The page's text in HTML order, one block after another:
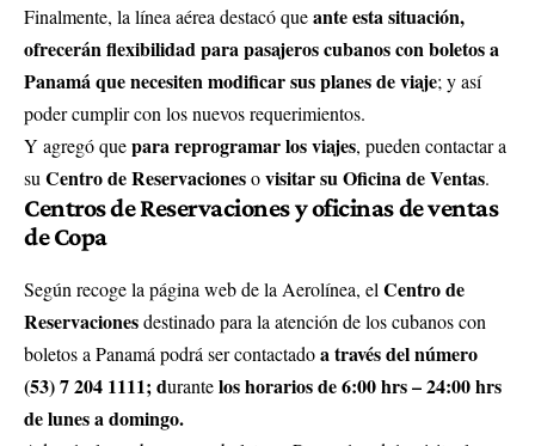
Finalmente, la línea aérea destacó queante esta situación,
ofrecerán flexibilidad para pasajeros cubanos con boletos a
Panamá que necesiten modificar sus planes de viaje; y así
poder cumplir con los nuevos requerimientos.
Y agregó quepara reprogramar los viajes, pueden contactar a
suCentro de Reservacionesovisitar su Oficina de Ventas.
Centros de Reservaciones y oficinas de ventas
de Copa
Según recoge la página web de la Aerolínea, el Centro de
Reservacionesdestinado para la atención de los cubanos con
boletos a Panamá podrá ser contactadoa través del número
(53) 7 204 1111; durantelos horarios de 6:00 hrs – 24:00 hrs
de lunes a domingo.